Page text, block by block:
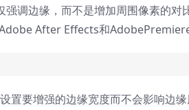
调边缘，而不是增加周围像素的对
After Effects和AdobePremiere
置要增强的边缘宽度而不会影响边缘